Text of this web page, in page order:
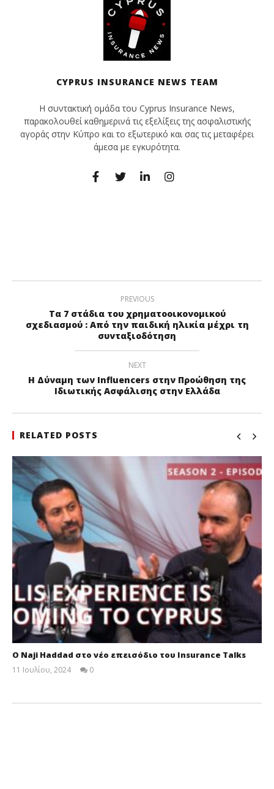
CYPRUS INSURANCE NEWS TEAM
Η συντακτική ομάδα του Cyprus Insurance News,
παρακολουθεί καθημερινά τις εξελίξεις της ασφαλιστικής
αγοράς στην Κύπρο και το εξωτερικό και σας τις μεταφέρει
άμεσα με εγκυρότητα.
PREVIOUS
Τα 7 στάδια του χρηματοοικονομικού
σχεδιασμού : Από την παιδική ηλικία μέχρι τη
συνταξιοδότηση
NEXT
Η Δύναμη των Influencers στην Προώθηση της
Ιδιωτικής Ασφάλισης στην Ελλάδα
RELATED POSTS
Ο Naji Haddad στο νέο επεισόδιο του Insurance Talks
11 Ιουλίου, 2024
0